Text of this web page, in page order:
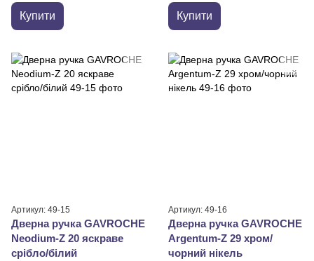
Купити Купити
Артикул: 49-15
Дверна ручка GAVROCHE
Neodium-Z 20 яскраве
срібло/білий
Артикул: 49-16
Дверна ручка GAVROCHE
Argentum-Z 29 хром/
чорний нікель